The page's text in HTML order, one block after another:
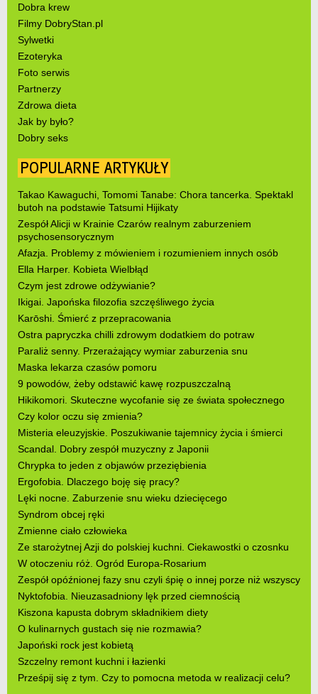
Dobra krew
Filmy DobryStan.pl
Sylwetki
Ezoteryka
Foto serwis
Partnerzy
Zdrowa dieta
Jak by było?
Dobry seks
POPULARNE ARTYKUŁY
Takao Kawaguchi, Tomomi Tanabe: Chora tancerka. Spektakl
butoh na podstawie Tatsumi Hijikaty
Zespół Alicji w Krainie Czarów realnym zaburzeniem
psychosensorycznym
Afazja. Problemy z mówieniem i rozumieniem innych osób
Ella Harper. Kobieta Wielbłąd
Czym jest zdrowe odżywianie?
Ikigai. Japońska filozofia szczęśliwego życia
Karōshi. Śmierć z przepracowania
Ostra papryczka chilli zdrowym dodatkiem do potraw
Paraliż senny. Przerażający wymiar zaburzenia snu
Maska lekarza czasów pomoru
9 powodów, żeby odstawić kawę rozpuszczalną
Hikikomori. Skuteczne wycofanie się ze świata społecznego
Czy kolor oczu się zmienia?
Misteria eleuzyjskie. Poszukiwanie tajemnicy życia i śmierci
Scandal. Dobry zespół muzyczny z Japonii
Chrypka to jeden z objawów przeziębienia
Ergofobia. Dlaczego boję się pracy?
Lęki nocne. Zaburzenie snu wieku dziecięcego
Syndrom obcej ręki
Zmienne ciało człowieka
Ze starożytnej Azji do polskiej kuchni. Ciekawostki o czosnku
W otoczeniu róż. Ogród Europa-Rosarium
Zespół opóźnionej fazy snu czyli śpię o innej porze niż wszyscy
Nyktofobia. Nieuzasadniony lęk przed ciemnością
Kiszona kapusta dobrym składnikiem diety
O kulinarnych gustach się nie rozmawia?
Japoński rock jest kobietą
Szczelny remont kuchni i łazienki
Prześpij się z tym. Czy to pomocna metoda w realizacji celu?